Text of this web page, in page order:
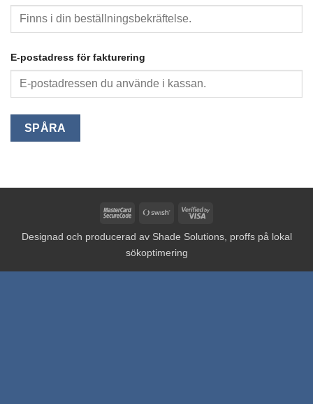
E-postadress för fakturering
SPÅRA
MasterCardSwish
Visa
Designad och producerad av Shade Solutions, proffs på lokal
sökoptimering